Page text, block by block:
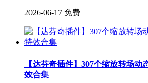
2026-06-17 免费
【达芬奇插件】307个缩放转场动
效合集